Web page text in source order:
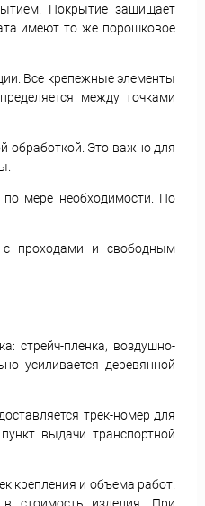
Покрытие защищает
имеют то же порошковое
Все крепежные элементы
между точками
обработкой. Это важно для
мере необходимости. По
проходами и свободным
стрейч-пленка, воздушно-
усиливается деревянной
трек-номер для
выдачи транспортной
крепления и объема работ.